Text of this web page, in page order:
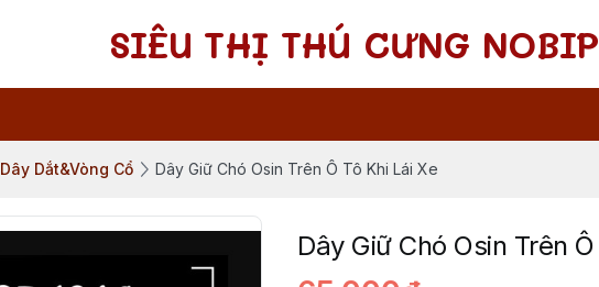
SIÊU THỊ THÚ CƯNG
Dây Dắt&Vòng Cổ Dây Giữ Chó Osin Trên Ô Tô Khi Lái Xe
Dây Giữ Chó Osin Trên